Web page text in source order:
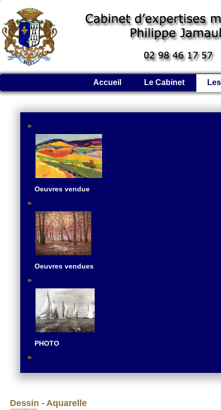
Accueil Le Cabinet
Oeuvres vendue
Oeuvres vendues
PHOTO
Dessin - Aquarelle